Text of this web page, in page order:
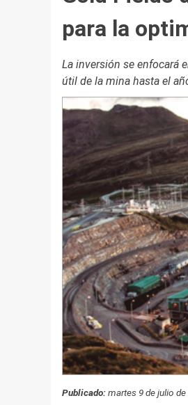
para la
La inversión se enfocará
útil de la mina hasta el
Publicado:martes 9 de julio de